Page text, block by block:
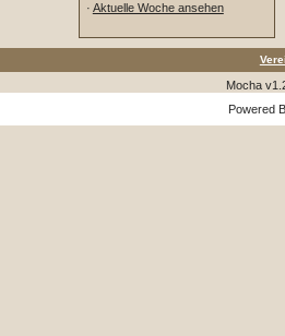
· Aktuelle Woche ansehen
Mocha
Powered